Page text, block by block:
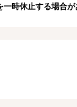
時休止する場合が